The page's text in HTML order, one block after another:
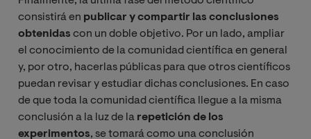
consistirá en publicar y compartir las conclusiones
obtenidas con un doble objetivo. Por un lado, ampliar
el conocimiento de la comunidad científica en general
y, por otro, hacerlas públicas para que otros científicos
puedan revisar y estudiar dichas conclusiones. En caso
de que toda la comunidad científica llegue a la misma
conclusión a la luz de la repetición de los
experimentos, se tomará como una conclusión